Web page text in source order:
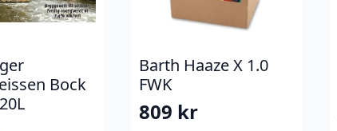
Bock
Barth Haaze X 1.0
FWK
809 kr